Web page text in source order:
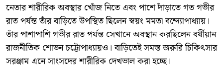
​নেতার শারীরিক অবস্থার খোঁজ নিতে এবং পাশে দাঁড়াতে গত গভীর
রাত পর্যন্ত তাঁর বাড়িতে উপস্থিত ছিলেন স্বয়ং মমতা বন্দ্যোপাধ্যায়।
তাঁর পাশাপাশি গভীর রাত পর্যন্ত সেখানে অবস্থান করছিলেন বর্ষীয়ান
রাজনীতিক শোভন চট্টোপাধ্যায়ও। বাড়িতেই সমস্ত জরুরি চিকিৎসার
সরঞ্জাম এনে সাংসদের শারীরিক দেখভাল করা হচ্ছে।